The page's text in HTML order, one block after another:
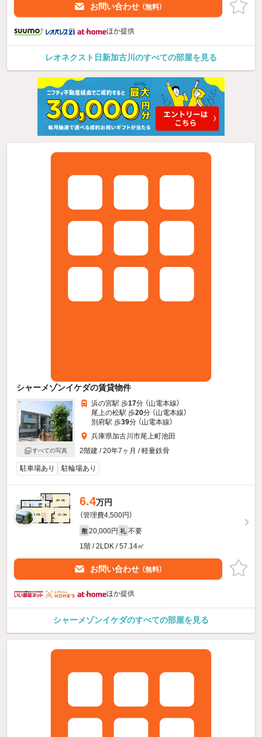
お問い合わせ （無料）
ほか提供
レオネクスト日新加古川のすべての部屋を見る
シャーメゾンイケダの賃貸物件
すべての写真
浜の宮駅 歩17分 （山電本線）
尾上の松駅 歩20分 （山電本線）
別府駅 歩39分 （山電本線）
兵庫県加古川市尾上町池田
2階建 / 20年7ヶ月 / 軽量鉄骨
駐車場あり 駐輪場あり
6.4万円
（管理費4,500円）
敷 20,000円 礼 不要
1階 / 2LDK / 57.14㎡
お問い合わせ （無料）
ほか提供
シャーメゾンイケダのすべての部屋を見る